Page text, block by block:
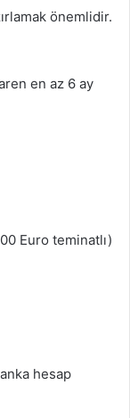
önemlidir.
en az 6 ay
Euro teminatlı)
hesap